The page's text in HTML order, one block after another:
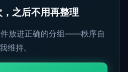
之后不用再整理
放进正确的分组——秩序自
我维持。